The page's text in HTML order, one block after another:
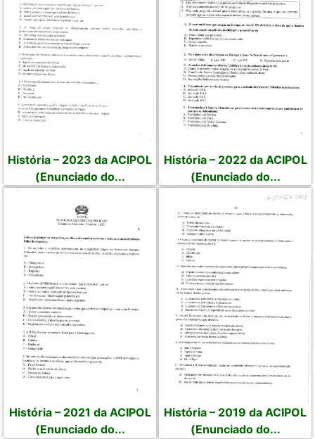
História – 2023 da ACIPOL
(Enunciado do...
História – 2022 da ACIPOL
(Enunciado do...
História – 2021 da ACIPOL
(Enunciado do...
História – 2019 da ACIPOL
(Enunciado do...